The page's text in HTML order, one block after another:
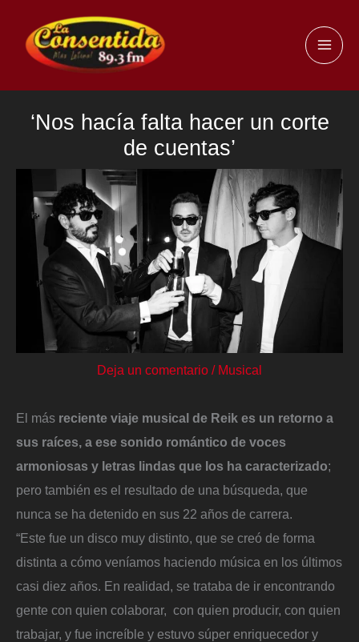
contenido
‘Nos hacía falta hacer un corte
de cuentas’
Deja un comentario / Musical
El más reciente viaje musical de Reik es un retorno a
sus raíces, a ese sonido romántico de voces
armoniosas y letras lindas que los ha caracterizado;
pero también es el resultado de una búsqueda, que
nunca se ha detenido en sus 22 años de carrera.
“Este fue un disco muy distinto, que se creó de forma
distinta a cómo veníamos haciendo música en los últimos
casi diez años. En realidad, se trataba de ir encontrando
gente con quien colaborar, con quien producir, con quien
trabajar, y fue increíble y estuvo súper enriquecedor y